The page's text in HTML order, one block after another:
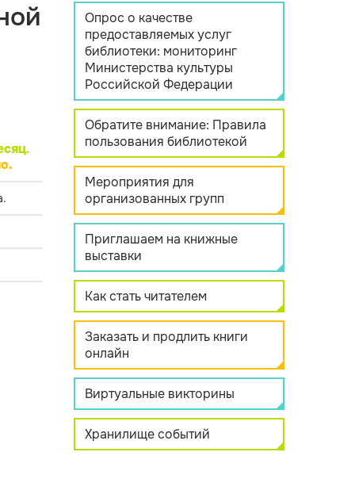
.
Опрос о качестве
предоставляемых услуг
библиотеки: мониторинг
Министерства культуры
Российской Федерации
Обратите внимание: Правила
пользования библиотекой
Мероприятия для
организованных групп
Приглашаем на книжные
выставки
Как стать читателем
Заказать и продлить книги
онлайн
Виртуальные викторины
Хранилище событий